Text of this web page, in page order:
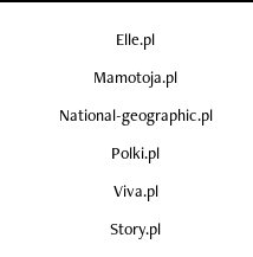
Elle.pl
Mamotoja.pl
National-geographic.pl
Polki.pl
Viva.pl
Story.pl